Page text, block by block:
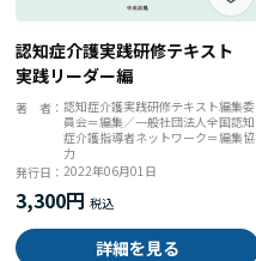
認知症介護実践研修テキスト
実践リーダー編
著 者：認知症介護実践研修テキスト編集委
員会＝編集／一般社団法人全国認知
症介護指導者ネットワーク＝編集協
力
発行日：2022年06月01日
3,300円
詳細を見る